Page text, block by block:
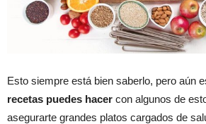
Esto siempre está bien saberlo, pero aún
recetas puedes hacer con algunos de
asegurarte grandes platos cargados de